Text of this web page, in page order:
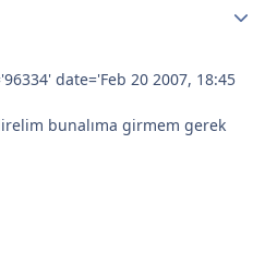
date='Feb 20 2007, 18:45
bunalıma girmem gerek